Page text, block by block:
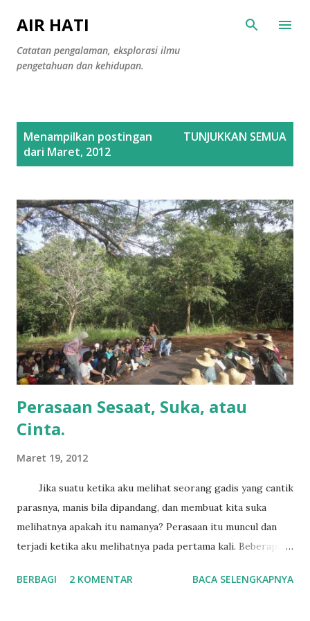
AIR HATI
Catatan pengalaman, eksplorasi ilmu
pengetahuan dan kehidupan.
Menampilkan postingan
dari Maret, 2012
TUNJUKKAN SEMUA
Perasaan Sesaat, Suka, atau
Cinta.
Maret 19, 2012
Jika suatu ketika aku melihat seorang gadis yang cantik
parasnya, manis bila dipandang, dan membuat kita suka
melihatnya apakah itu namanya? Perasaan itu muncul dan
terjadi ketika aku melihatnya pada pertama kali. Beberapa
muncul di dalam pikiranku. Terlihat wajahnya, sudah terasa
BERBAGI 2 KOMENTAR BACA SELENGKAPNYA